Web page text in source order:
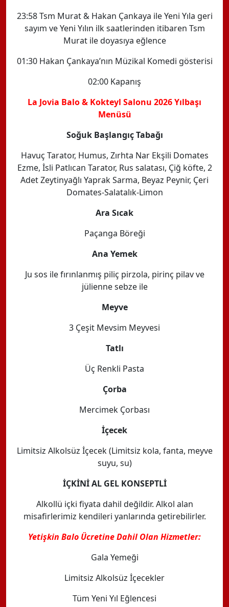
23:58 Tsm Murat & Hakan Çankaya ile Yeni Yıla geri
sayım ve Yeni Yılın ilk saatlerinden itibaren Tsm
Murat ile doyasıya eğlence
01:30 Hakan Çankaya’nın Müzikal Komedi gösterisi
02:00 Kapanış
La Jovia Balo & Kokteyl Salonu 2026 Yılbaşı
Menüsü
Soğuk Başlangıç Tabağı
Havuç Tarator, Humus, Zırhta Nar Ekşili Domates
Ezme, İsli Patlıcan Tarator, Rus salatası, Çiğ köfte, 2
Adet Zeytinyağlı Yaprak Sarma, Beyaz Peynir, Çeri
Domates-Salatalık-Limon
Ara Sıcak
Paçanga Böreği
Ana Yemek
Ju sos ile fırınlanmış piliç pirzola, pirinç pilav ve
jülienne sebze ile
Meyve
3 Çeşit Mevsim Meyvesi
Tatlı
Üç Renkli Pasta
Çorba
Mercimek Çorbası
İçecek
Limitsiz Alkolsüz İçecek (Limitsiz kola, fanta, meyve
suyu, su)
İÇKİNİ AL GEL KONSEPTLİ
Alkollü içki fiyata dahil değildir. Alkol alan
misafirlerimiz kendileri yanlarında getirebilirler.
Yetişkin Balo Ücretine Dahil Olan Hizmetler:
Gala Yemeği
Limitsiz Alkolsüz İçecekler
Tüm Yeni Yıl Eğlencesi